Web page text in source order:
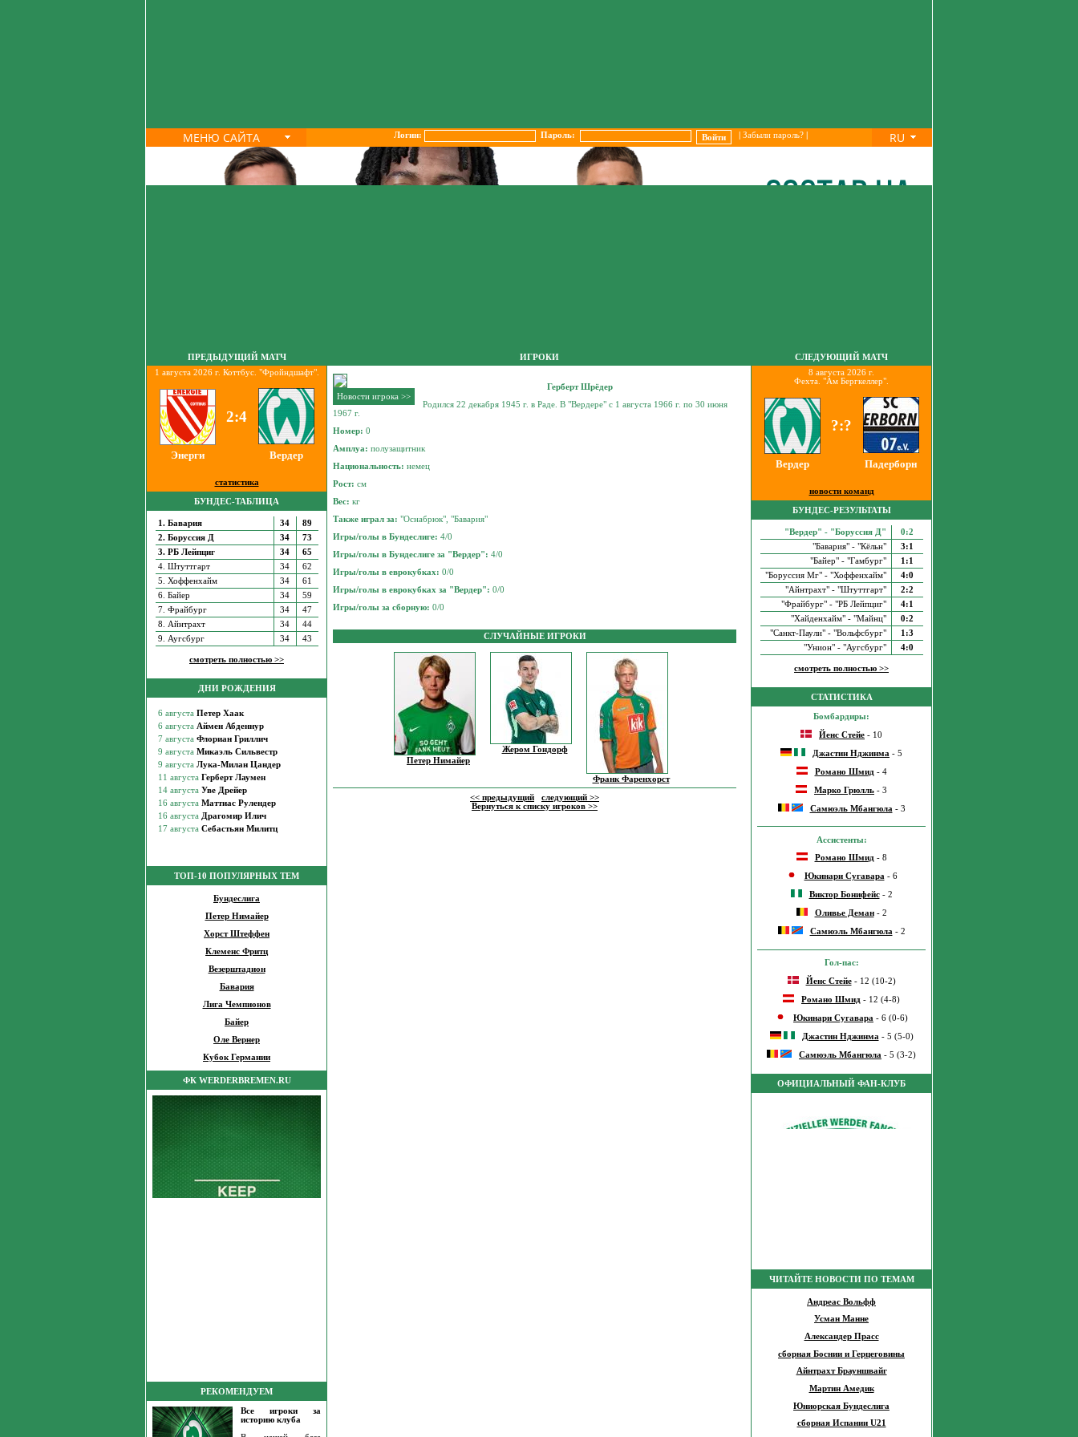
МЕНЮ САЙТА Логин: Пароль: Забыли пароль?| RU
ПРЕДЫДУЩИЙ МАТЧ
1 августа 2026 г. Коттбус. "Фройндшафт".
2:4
Энерги Вердер
статистика
БУНДЕС-ТАБЛИЦА
1. Бавария 34
89
2. Боруссия Д
34
73
3. РБ Лейпциг
34
65
4. Штуттгарт
34
62
5. Хоффенхайм
34
61
6. Байер
34
59
7. Фрайбург
34
47
8. Айнтрахт
34
44
9. Аугсбург
34 43
смотреть полностью >>
ДНИ РОЖДЕНИЯ
ТОП-10 ПОПУЛЯРНЫХ ТЕМ
Бундеслига
Петер Нимайер
Хорст Штеффен
Клеменс Фритц
Везерштадион
Бавария
Лига Чемпионов
Байер
Оле Вернер
Кубок Германии
ФК WERDERBREMEN.RU
РЕКОМЕНДУЕМ
Все игроки за
историю клуба
ИГРОКИ
Новости игрока >>
Герберт Шрёдер
Родился 22 декабря 1945 г. в Раде. В "Вердере" с 1 августа 1966 г. по 30 июня
1967 г.
Номер: 0
Амплуа: полузащитник
Национальность: немец
Рост: см
Вес: кг
Также играл за: "Оснабрюк", "Бавария"
Игры/голы в Бундеслиге: 4/0
Игры/голы в Бундеслиге за "Вердер": 4/0
Игры/голы в еврокубках: 0/0
Игры/голы в еврокубках за "Вердер": 0/0
Игры/голы за сборную: 0/0
СЛУЧАЙНЫЕ ИГРОКИ
Петер Нимайер
Жером Гондорф
Франк Фаренхорст
<< предыдущий
следующий >>
Вернуться к списку игроков >>
СЛЕДУЮЩИЙ МАТЧ
8 августа 2026 г.
Фехта. "Ам Бергкеллер".
?:?
Вердер Падерборн
новости команд
БУНДЕС-РЕЗУЛЬТАТЫ
"Вердер" - "Боруссия Д"
0:2
"Бавария" - "Кёльн"
3:1
"Байер" - "Гамбург"
1:1
"Боруссия Мг" - "Хоффенхайм"
4:0
"Айнтрахт" - "Штуттгарт"
2:2
"Фрайбург" - "РБ Лейпциг"
4:1
"Хайденхайм" - "Майнц"
0:2
"Санкт-Паули" - "Вольфсбург"
1:3
"Унион" - "Аугсбург"
4:0
смотреть полностью >>
СТАТИСТИКА
Бомбардиры:
Йенс Стейе - 10
Джастин Нджинма - 5
Романо Шмид- 4
Марко Грюлль - 3
Самюэль Мбангюла - 3
Ассистенты:
Романо Шмид- 8
Юкинари Сугавара- 6
Виктор Бонифейс- 2
Оливье Деман- 2
Самюэль Мбангюла- 2
Гол-пас:
Йенс Стейе- 12 (10-2)
Романо Шмид - 12 (4-8)
Юкинари Сугавара - 6 (0-6)
Джастин Нджинма - 5 (5-0)
Самюэль Мбангюла - 5 (3-2)
ОФИЦИАЛЬНЫЙ ФАН-КЛУБ
ЧИТАЙТЕ НОВОСТИ ПО ТЕМАМ
Андреас Вольфф
Усман Манне
Александер Прасс
сборная Боснии и Герцеговины
Айнтрахт Брауншвайг
Мартин Амедик
Юниорская Бундеслига
сборная Испании U21